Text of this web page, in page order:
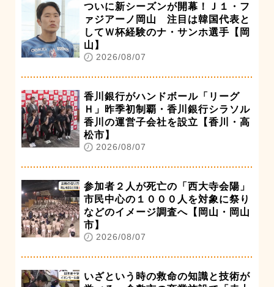
ついに新シーズンが開幕！Ｊ１・フ
ァジアーノ岡山 注目は韓国代表と
してＷ杯経験のナ・サンホ選手【岡
山】
2026/08/07
香川銀行がハンドボール「リーグ
Ｈ」昨季初制覇・香川銀行シラソル
香川の運営子会社を設立【香川・高
松市】
2026/08/07
参加者２人が死亡の「西大寺会陽」
市民中心の１０００人を対象に祭り
などのイメージ調査へ【岡山・岡山
市】
2026/08/07
いざという時の救命の知識と技術が